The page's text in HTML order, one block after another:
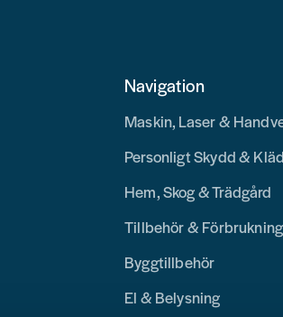
Navigation
Maskin, Laser &
Personligt Skydd &
Hem, Skog & Trädgård
Tillbehör & Förbrukning
Byggtillbehör
El & Belysning